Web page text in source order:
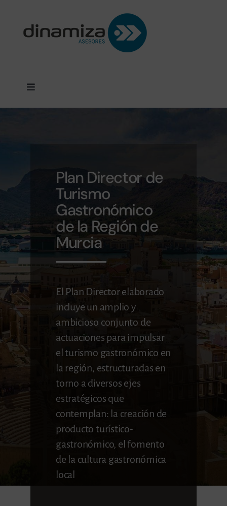
contenido
Toggle
Navigation
BLOG
CONTACTO
Plan Director de
Turismo
Gastronómico
de la Región de
Murcia
El Plan Director elaborado
incluye un amplio y
ambicioso conjunto de
actuaciones para impulsar
el turismo gastronómico en
la región, estructuradas en
torno a diversos ejes
estratégicos que
contemplan: la creación de
producto turístico-
gastronómico, el fomento
de la cultura gastronómica
local